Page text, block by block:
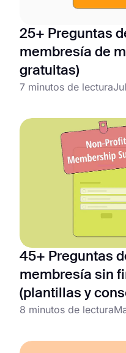
25+ Preguntas
membresía de
gratuitas)
7 minutos de lectura
45+ Preguntas
membresía sin
(plantillas y
8 minutos de lectura